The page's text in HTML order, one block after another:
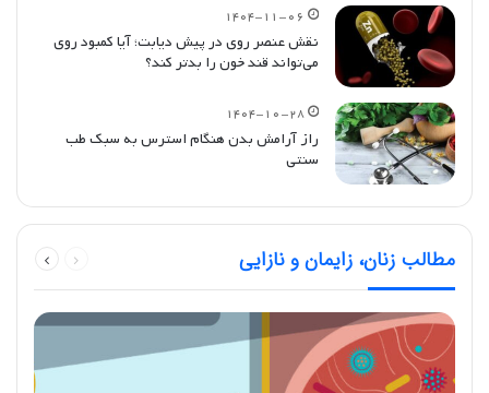
۱۴۰۴-۱۱-۰۶
نقش عنصر روی در پیش دیابت؛ آیا کمبود روی
می‌تواند قند خون را بدتر کند؟
۱۴۰۴-۱۰-۲۸
راز آرامش بدن هنگام استرس به سبک طب
سنتی
مطالب زنان، زایمان و نازایی صفحهصفحه